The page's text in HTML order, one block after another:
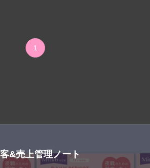
1
&売上管理ノート